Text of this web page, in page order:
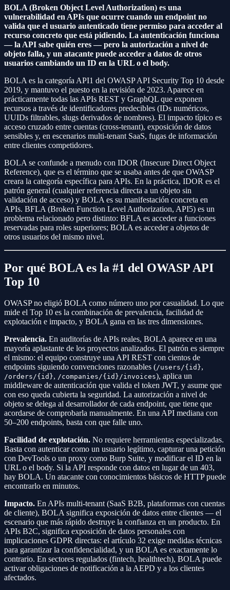
BOLA (Broken Object Level Authorization) es una
vulnerabilidad en APIs que ocurre cuando un endpoint no
valida que el usuario autenticado tiene permiso para acceder al
recurso concreto que está pidiendo. La autenticación funciona
— la API sabe quién eres — pero la autorización a nivel de
objeto falla, y un atacante puede acceder a datos de otros
usuarios cambiando un ID en la URL o el body.
BOLA es la categoría API1 del OWASP API Security Top 10 desde
2019, y mantuvo el puesto en la revisión de 2023. Aparece en
prácticamente todas las APIs REST y GraphQL que exponen
recursos a través de identificadores predecibles (IDs numéricos,
UUIDs filtrables, slugs derivados de nombres). El impacto típico es
acceso cruzado entre cuentas (cross-tenant), exposición de datos
sensibles y, en escenarios multi-tenant SaaS, fugas de información
entre clientes competidores.
BOLA se confunde a menudo con IDOR (Insecure Direct Object
Reference), que es el término que se usaba antes de que OWASP
creara la categoría específica para APIs. En la práctica, IDOR es el
patrón general (cualquier referencia directa a un objeto sin
validación de acceso) y BOLA es su manifestación concreta en
APIs. BFLA (Broken Function Level Authorization, API5) es un
problema relacionado pero distinto: BFLA es acceder a funciones
reservadas para roles superiores; BOLA es acceder a objetos de
otros usuarios del mismo nivel.
Por qué BOLA es la #1 del OWASP API
Top 10
OWASP no eligió BOLA como número uno por casualidad. Lo que
mide el Top 10 es la combinación de prevalencia, facilidad de
explotación e impacto, y BOLA gana en las tres dimensiones.
Prevalencia. En auditorías de APIs reales, BOLA aparece en una
mayoría aplastante de los proyectos analizados. El patrón es siempre
el mismo: el equipo construye una API REST con cientos de
endpoints siguiendo convenciones razonables (/users/{id},
/orders/{id}, /companies/{id}/invoices), aplica un
middleware de autenticación que valida el token JWT, y asume que
con eso queda cubierta la seguridad. La autorización a nivel de
objeto se delega al desarrollador de cada endpoint, que tiene que
acordarse de comprobarla manualmente. En una API mediana con
50–200 endpoints, basta con que falle uno.
Facilidad de explotación. No requiere herramientas especializadas.
Basta con autenticar como un usuario legítimo, capturar una petición
con DevTools o un proxy como Burp Suite, y modificar el ID en la
URL o el body. Si la API responde con datos en lugar de un 403,
hay BOLA. Un atacante con conocimientos básicos de HTTP puede
encontrarlo en minutos.
Impacto. En APIs multi-tenant (SaaS B2B, plataformas con cuentas
de cliente), BOLA significa exposición de datos entre clientes — el
escenario que más rápido destruye la confianza en un producto. En
APIs B2C, significa exposición de datos personales con
implicaciones GDPR directas: el artículo 32 exige medidas técnicas
para garantizar la confidencialidad, y un BOLA es exactamente lo
contrario. En sectores regulados (fintech, healthtech), BOLA puede
activar obligaciones de notificación a la AEPD y a los clientes
afectados.